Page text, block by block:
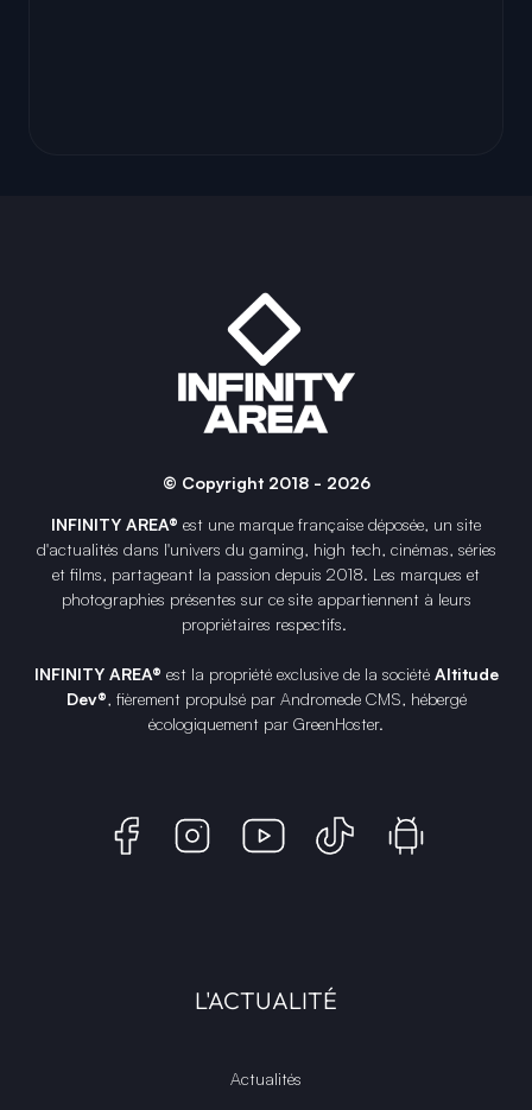
© Copyright 2018 - 2026
INFINITY AREA® est une marque française déposée, un site
d'actualités dans l'univers du gaming, high tech, cinémas, séries
et films, partageant la passion depuis 2018. Les marques et
photographies présentes sur ce site appartiennent à leurs
propriétaires respectifs.
INFINITY AREA® est la propriété exclusive de la société Altitude
Dev®, fièrement propulsé par Andromede CMS, hébergé
écologiquement par GreenHoster.
L'ACTUALITÉ
Actualités